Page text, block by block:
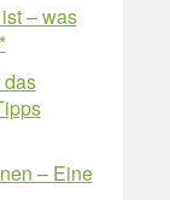
– was
– Eine